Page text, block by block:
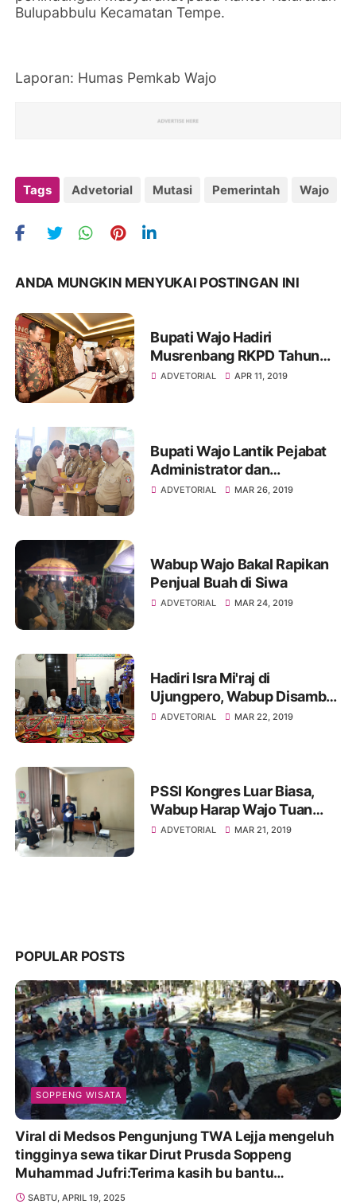
Bulupabbulu Kecamatan Tempe.
Laporan: Humas Pemkab Wajo
Tags Advetorial Mutasi Pemerintah Wajo
ANDA MUNGKIN MENYUKAI POSTINGAN INI
Bupati Wajo Hadiri
Musrenbang RKPD Tahun
2020 Provinsi Sulawesi
ADVETORIAL APR 11, 2019
Bupati Wajo Lantik Pejabat
Administrator dan
Pengawas Lowong
ADVETORIAL MAR 26, 2019
Wabup Wajo Bakal Rapikan
Penjual Buah di Siwa
ADVETORIAL MAR 24, 2019
Hadiri Isra Mi'raj di
Ujungpero, Wabup Disambut
Keluh Kesah
ADVETORIAL MAR 22, 2019
PSSI Kongres Luar Biasa,
Wabup Harap Wajo Tuan
Rumah Event Sepak Bola
ADVETORIAL MAR 21, 2019
POPULAR POSTS
SOPPENG WISATA
Viral di Medsos Pengunjung TWA Lejja mengeluh
tingginya sewa tikar Dirut Prusda Soppeng
Muhammad Jufri:Terima kasih bu bantu
Promosikan
SABTU, APRIL 19, 2025